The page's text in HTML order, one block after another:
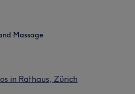
Massage
in Rathaus, Zürich